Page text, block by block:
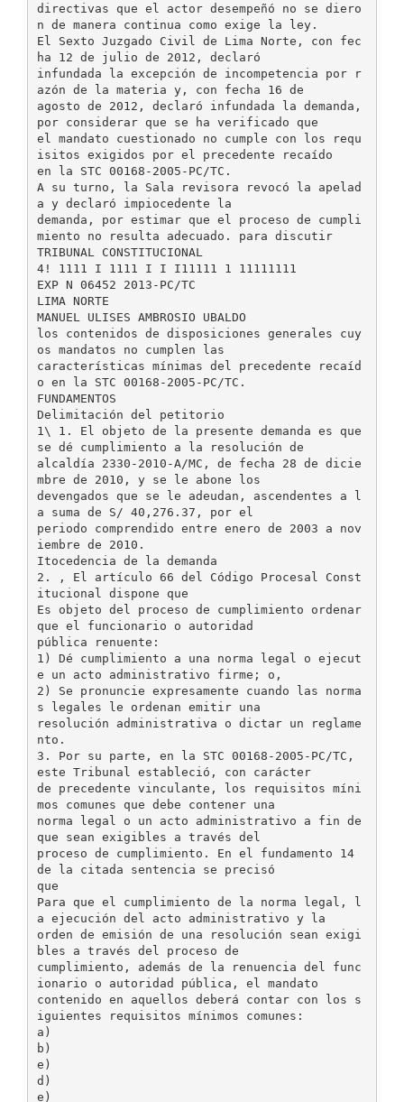
directivas que el actor desempeñó no se diero
n de manera continua como exige la ley.
El Sexto Juzgado Civil de Lima Norte, con fec
ha 12 de julio de 2012, declaró
infundada la excepción de incompetencia por r
azón de la materia y, con fecha 16 de
agosto de 2012, declaró infundada la demanda,
por considerar que se ha verificado que
el mandato cuestionado no cumple con los requ
isitos exigidos por el precedente recaído
en la STC 00168-2005-PC/TC.
A su turno, la Sala revisora revocó la apelad
a y declaró impiocedente la
demanda, por estimar que el proceso de cumpli
miento no resulta adecuado. para discutir
TRIBUNAL CONSTITUCIONAL
4! 1111 I 1111 I I I11111 1 11111111
EXP N 06452 2013-PC/TC
LIMA NORTE
MANUEL ULISES AMBROSIO UBALDO
los contenidos de disposiciones generales cuy
os mandatos no cumplen las
características mínimas del precedente recaíd
o en la STC 00168-2005-PC/TC.
FUNDAMENTOS
Delimitación del petitorio
1\ 1. El objeto de la presente demanda es que
se dé cumplimiento a la resolución de
alcaldía 2330-2010-A/MC, de fecha 28 de dicie
mbre de 2010, y se le abone los
devengados que se le adeudan, ascendentes a l
a suma de S/ 40,276.37, por el
periodo comprendido entre enero de 2003 a nov
iembre de 2010.
Itocedencia de la demanda
2. , El artículo 66 del Código Procesal Const
itucional dispone que
Es objeto del proceso de cumplimiento ordenar
que el funcionario o autoridad
pública renuente:
1) Dé cumplimiento a una norma legal o ejecut
e un acto administrativo firme; o,
2) Se pronuncie expresamente cuando las norma
s legales le ordenan emitir una
resolución administrativa o dictar un reglame
nto.
3. Por su parte, en la STC 00168-2005-PC/TC,
este Tribunal estableció, con carácter
de precedente vinculante, los requisitos míni
mos comunes que debe contener una
norma legal o un acto administrativo a fin de
que sean exigibles a través del
proceso de cumplimiento. En el fundamento 14
de la citada sentencia se precisó
que
Para que el cumplimiento de la norma legal, l
a ejecución del acto administrativo y la
orden de emisión de una resolución sean exigi
bles a través del proceso de
cumplimiento, además de la renuencia del func
ionario o autoridad pública, el mandato
contenido en aquellos deberá contar con los s
iguientes requisitos mínimos comunes:
a)
b)
e)
d)
e)